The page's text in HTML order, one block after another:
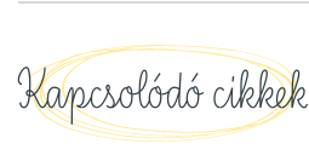
Kapcsolódó cikkek